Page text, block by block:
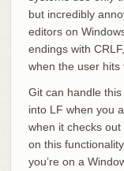
but incredibly
editors on
endings with
when the user hits
Git can handle
into LF when you
when it checks
on this
you’re on a